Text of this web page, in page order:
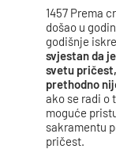
1457 Prema
došao u
godišnje
svjestan da
svetu
prethodno
ako se radi o
moguće
sakramentu
pričest.